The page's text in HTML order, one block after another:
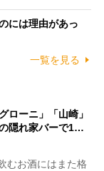
には理由があっ
一覧を見る
ローニ」「山崎」
隠れ家バーで1…
むお酒にはまた格